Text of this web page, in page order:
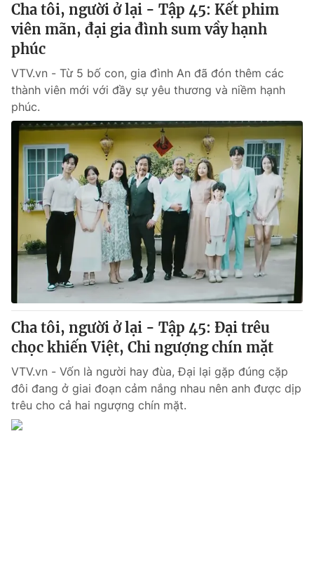
VTV9 VTV8
Liên hệ tòa soạn
THỜI BÁO VTV
Theo dõi báo trên
Cơ quan chủ quản:Đài Truyền hình Việt Nam
Cơ quan báo chí:
Thời báo VTV
Giấy phép hoạt động báo in và báo điện tử số 483/GP-BTTTT
cấp ngày 29/12/2023
Tổng Biên tập:Vũ Thanh Thủy
Phó Tổng Biên tập:Nguyễn Thị Mỹ Hạnh, Phạm Quốc Thắng,
Nguyễn Trọng Ninh
Tổng đài VTV:024.38 355 931 - 024.38 355 932
Ðiện thoại Thời báo VTV:
024.66 897 897
Email:toasoan@vtv.vn
Liên hệ quảng cáo:024-7300.7108
Cha tôi, người ở lại - Tập 45: Kết phim
viên mãn, đại gia đình sum vầy hạnh
phúc
VTV.vn - Từ 5 bố con, gia đình An đã đón thêm các
thành viên mới với đầy sự yêu thương và niềm hạnh
phúc.
Cha tôi, người ở lại - Tập 45: Đại trêu
chọc khiến Việt, Chi ngượng chín mặt
VTV.vn - Vốn là người hay đùa, Đại lại gặp đúng cặp
đôi đang ở giai đoạn cảm nắng nhau nên anh được dịp
trêu cho cả hai ngượng chín mặt.